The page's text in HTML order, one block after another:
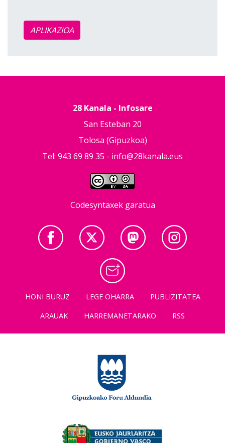
APLIKAZIOA
28 Kanala - Infosare
San Esteban 20
Tolosa (Gipuzkoa)
Tel: 943 69 89 35 - info@28kanala.eus
Codesyntaxek garatua
HONI BURUZ LEGE OHARRA
PUBLIZITATEA
ARAUAK
HARREMANETARAKO RSS